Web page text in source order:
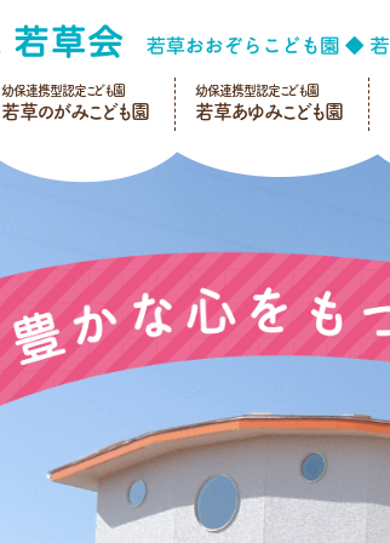
幼保連携型認定こども園
若草のがみこども園
幼保連携型認定こども園
若草あゆみこども園